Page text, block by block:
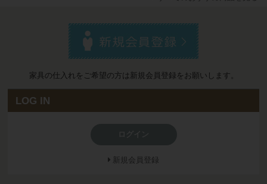
家具の仕入れをご希望の方は新規会員登録をお願いします。
LOG IN
新規会員登録